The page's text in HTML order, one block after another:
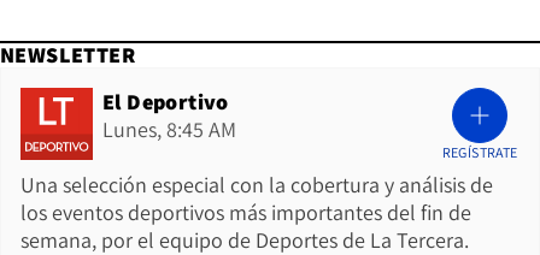
NEWSLETTER
El Deportivo
Lunes, 8:45 AM
Una selección especial con la cobertura y análisis de
los eventos deportivos más importantes del fin de
semana, por el equipo de Deportes de La Tercera.
REGÍSTRATE